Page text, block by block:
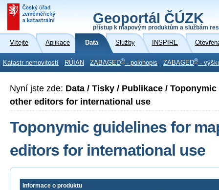
Geoportál ČÚZK
přístup k mapovým produktům a službám
Vítejte Aplikace Data Služby INSPIRE
Katastr nemovitostí RÚIAN ZABAGED® - polohopis ZABAGED® -
Nyní jste zde: Data / Tisky / Publikace /
other editors for international use
Toponymic guidelines for
editors for international use
Informace o produktu